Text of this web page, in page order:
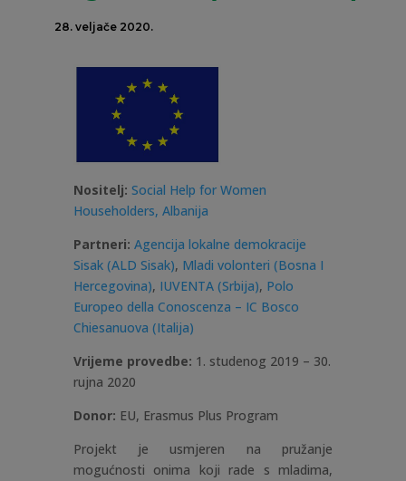
28. veljače 2020.
Nositelj: Social Help for Women
Householders, Albanija
Partneri: Agencija lokalne demokracije
Sisak (ALD Sisak), Mladi volonteri (Bosna I
Hercegovina), IUVENTA (Srbija), Polo
Europeo della Conoscenza – IC Bosco
Chiesanuova (Italija)
Vrijeme provedbe: 1. studenog 2019 – 30.
rujna 2020
Donor: EU, Erasmus Plus Program
Projekt je usmjeren na pružanje
mogućnosti onima koji rade s mladima,